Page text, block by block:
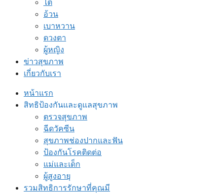
ไต
อ้วน
เบาหวาน
ดวงตา
ผู้หญิง
ข่าวสุขภาพ
เกี่ยวกับเรา
หน้าแรก
สิทธิป้องกันและดูแลสุขภาพ
ตรวจสุขภาพ
ฉีดวัคซีน
สุขภาพช่องปากและฟัน
ป้องกันโรคติดต่อ
แม่และเด็ก
ผู้สูงอายุ
รวมสิทธิการรักษาที่คุณมี